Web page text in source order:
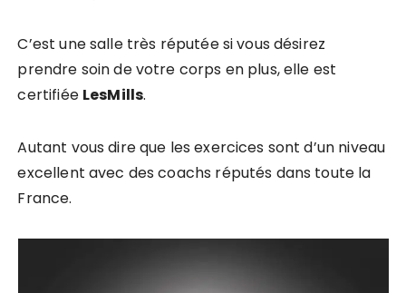
C’est une salle très réputée si vous désirez
prendre soin de votre corps en plus, elle est
certifiée LesMills.
Autant vous dire que les exercices sont d’un niveau
excellent avec des coachs réputés dans toute la
France.